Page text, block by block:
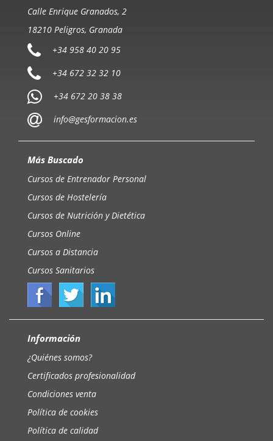
Calle Enrique Granados, 2
18210 Peligros, Granada
+34 958 40 20 95
+34 672 32 32 10
+34 672 20 38 38
info@gesformacion.es
Más Buscado
Cursos de Entrenador Personal
Cursos de Hostelería
Cursos de Nutrición y Dietética
Cursos Online
Cursos a Distancia
Cursos Sanitarios
Información
¿Quiénes somos?
Certificados profesionalidad
Condiciones venta
Política de cookies
Política de calidad